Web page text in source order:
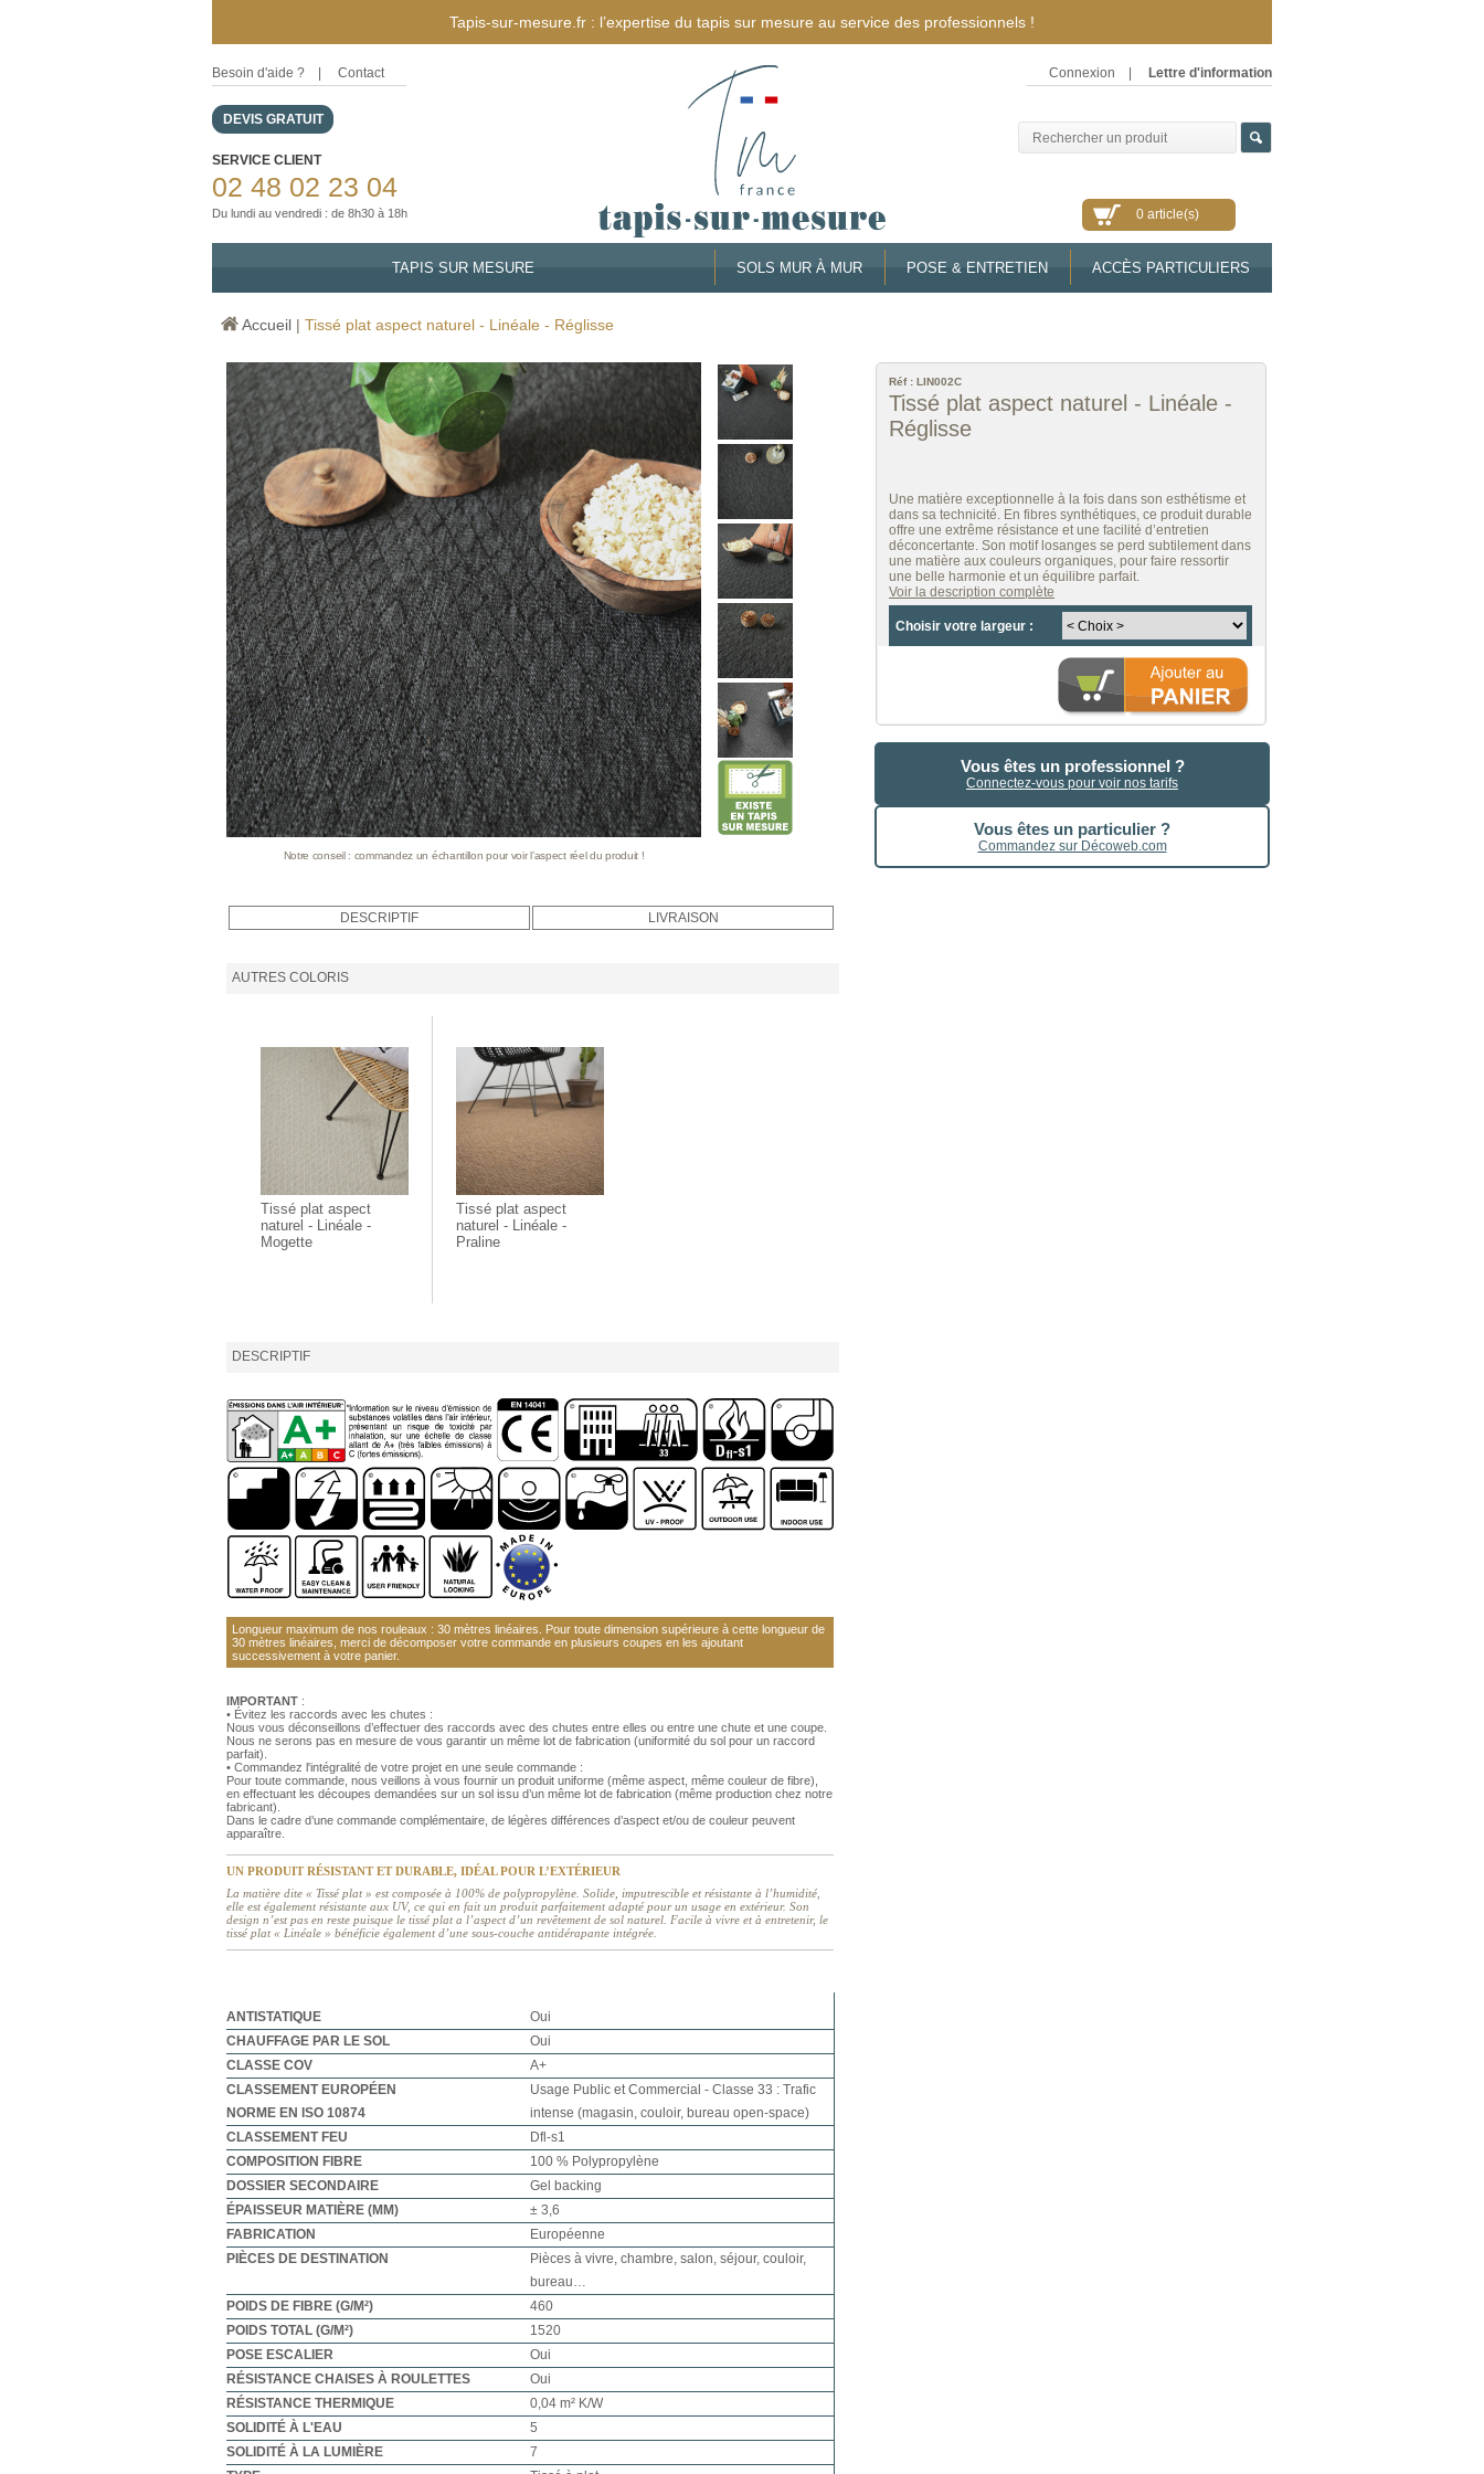
Tapis-sur-mesure.fr : l’expertise du tapis sur mesure au service des professionnels !
Besoin d'aide ? Contact
DEVIS GRATUIT
Connexion Lettre d'information
SERVICE CLIENT
02 48 02 23 04
Du lundi au vendredi : de 8h30 à 18h 0 article(s)
TAPIS SUR MESURE SOLS MUR À MUR POSE & ENTRETIEN ACCÈS PARTICULIERS
Accueil | Tissé plat aspect naturel - Linéale - Réglisse
Réf : LIN002C
Tissé plat aspect naturel - Linéale -
Réglisse
Une matière exceptionnelle à la fois dans son esthétisme et
dans sa technicité. En fibres synthétiques, ce produit durable
offre une extrême résistance et une facilité d’entretien
déconcertante. Son motif losanges se perd subtilement dans
une matière aux couleurs organiques, pour faire ressortir
une belle harmonie et un équilibre parfait.
Voir la description complète
Choisir votre largeur :
Vous êtes un professionnel ?
Connectez-vous pour voir nos tarifs
Vous êtes un particulier ?
Commandez sur Décoweb.com
Notre conseil : commandez un échantillon pour voir l’aspect réel du produit !
DESCRIPTIF LIVRAISON
AUTRES COLORIS
Tissé plat aspect
naturel - Linéale -
Mogette
Tissé plat aspect
naturel - Linéale -
Praline
DESCRIPTIF
Longueur maximum de nos rouleaux : 30 mètres linéaires. Pour toute dimension supérieure à cette longueur de
30 mètres linéaires, merci de décomposer votre commande en plusieurs coupes en les ajoutant
successivement à votre panier.
IMPORTANT :
• Évitez les raccords avec les chutes :
Nous vous déconseillons d’effectuer des raccords avec des chutes entre elles ou entre une chute et une coupe.
Nous ne serons pas en mesure de vous garantir un même lot de fabrication (uniformité du sol pour un raccord
parfait).
• Commandez l'intégralité de votre projet en une seule commande :
Pour toute commande, nous veillons à vous fournir un produit uniforme (même aspect, même couleur de fibre),
en effectuant les découpes demandées sur un sol issu d’un même lot de fabrication (même production chez notre
fabricant).
Dans le cadre d’une commande complémentaire, de légères différences d’aspect et/ou de couleur peuvent
apparaître.
UN PRODUIT RÉSISTANT ET DURABLE, IDÉAL POUR L’EXTÉRIEUR
La matière dite « Tissé plat » est composée à 100% de polypropylène. Solide, imputrescible et résistante à l’humidité,
elle est également résistante aux UV, ce qui en fait un produit parfaitement adapté pour un usage en extérieur. Son
design n’est pas en reste puisque le tissé plat a l’aspect d’un revêtement de sol naturel. Facile à vivre et à entretenir, le
tissé plat « Linéale » bénéficie également d’une sous-couche antidérapante intégrée.
ANTISTATIQUE
Oui
CHAUFFAGE PAR LE SOL
Oui
CLASSE COV
A+
CLASSEMENT EUROPÉEN
NORME EN ISO 10874
Usage Public et Commercial - Classe 33 : Trafic
intense (magasin, couloir, bureau open-space)
CLASSEMENT FEU
Dfl-s1
COMPOSITION FIBRE
100 % Polypropylène
DOSSIER SECONDAIRE
Gel backing
ÉPAISSEUR MATIÈRE (MM)
± 3,6
FABRICATION
Européenne
PIÈCES DE DESTINATION
Pièces à vivre, chambre, salon, séjour, couloir,
bureau…
POIDS DE FIBRE (G/M²)
460
POIDS TOTAL (G/M²)
1520
POSE ESCALIER
Oui
RÉSISTANCE CHAISES À ROULETTES
Oui
RÉSISTANCE THERMIQUE
0,04 m² K/W
SOLIDITÉ À L'EAU
5
SOLIDITÉ À LA LUMIÈRE
7